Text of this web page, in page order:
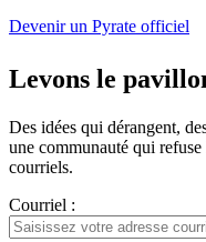
Devenir un Pyrate officiel
Levons le
Des idées qui dérangent,
une communauté qui
courriels.
Courriel :